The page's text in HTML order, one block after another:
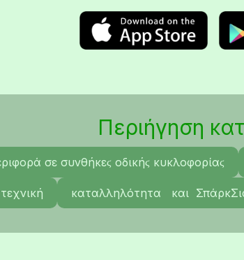
Περιήγηση
σε συνθήκεϛ οδικήϛ κυκλοφορίαϛ
τεχνική καταλληλότητα και